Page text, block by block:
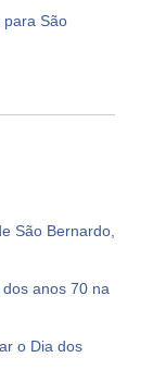
para São
São Bernardo,
anos 70 na
o Dia dos